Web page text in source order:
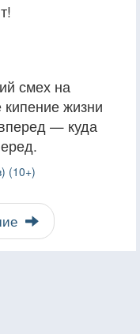
смех на
жизни
— куда
(10+)